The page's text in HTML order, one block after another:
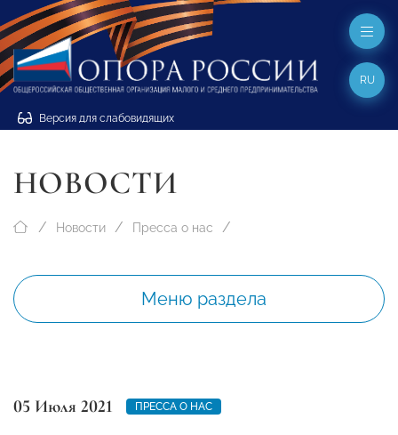
Версия для слабовидящих
RU
НОВОСТИ
Новости Пресса о нас
Меню раздела
05 Июля 2021 ПРЕССА О НАС